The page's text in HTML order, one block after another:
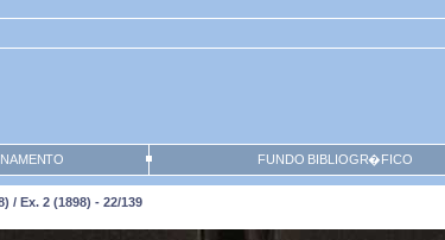
FUNDO BIBLIOGR�FICO
/ Ex. 2 (1898) - 22/139